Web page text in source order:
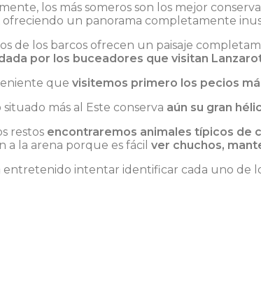
los más someros son los mejor
ofreciendo un panorama completamente
de los barcos ofrecen un paisaje
por los buceadores que visitan
que visitemos primero los pecios
situado más al Este conserva aún su gran
restos encontraremos animales típicos de
a la arena porque es fácil ver chuchos,
entretenido intentar identificar cada uno de